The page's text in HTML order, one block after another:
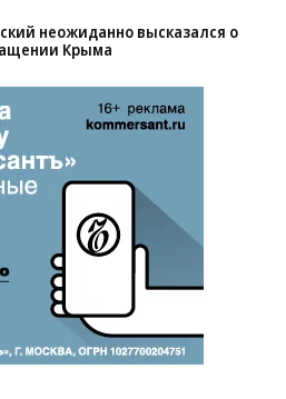
неожиданно высказался о
Крыма